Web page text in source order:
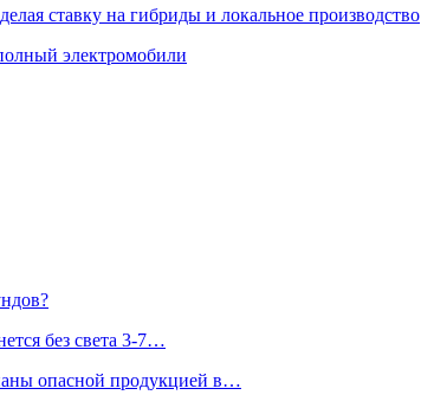
ставку на гибриды и локальное производство
электромобили
без света 3-7…
опасной продукцией в…